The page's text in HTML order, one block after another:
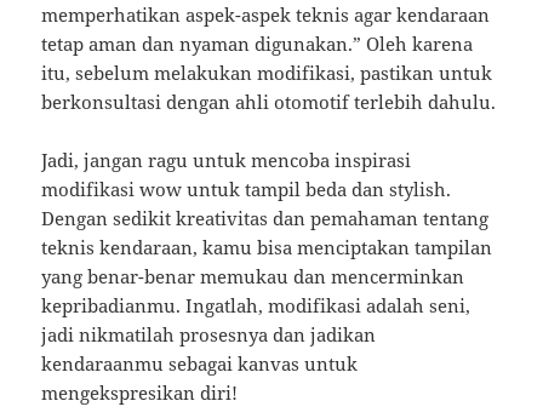
memperhatikan aspek-aspek teknis agar kendaraan
tetap aman dan nyaman digunakan.” Oleh karena
itu, sebelum melakukan modifikasi, pastikan untuk
berkonsultasi dengan ahli otomotif terlebih dahulu.
Jadi, jangan ragu untuk mencoba inspirasi
modifikasi wow untuk tampil beda dan stylish.
Dengan sedikit kreativitas dan pemahaman tentang
teknis kendaraan, kamu bisa menciptakan tampilan
yang benar-benar memukau dan mencerminkan
kepribadianmu. Ingatlah, modifikasi adalah seni,
jadi nikmatilah prosesnya dan jadikan
kendaraanmu sebagai kanvas untuk
mengekspresikan diri!